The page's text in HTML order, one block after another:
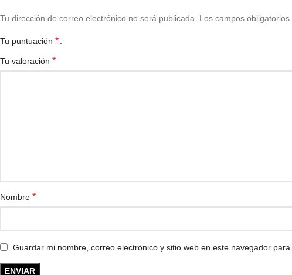
Tu dirección de correo electrónico no será publicada. Los campos
Tu puntuación *
Tu valoración *
Nombre *
Guardar mi nombre, correo electrónico y sitio web en este navegador